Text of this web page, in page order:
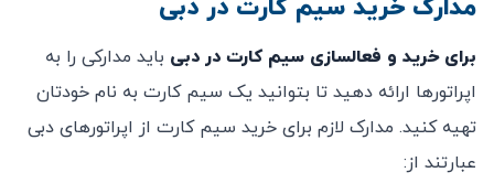
مدارک خرید سیم‌ کارت در دبی
برای خرید و فعالسازی سیم کارت در دبی باید مدارکی را به
اپراتورها ارائه دهید تا بتوانید یک سیم کارت به نام خودتان
تهیه کنید. مدارک لازم برای خرید سیم کارت از اپراتورهای دبی
عبارتند از: